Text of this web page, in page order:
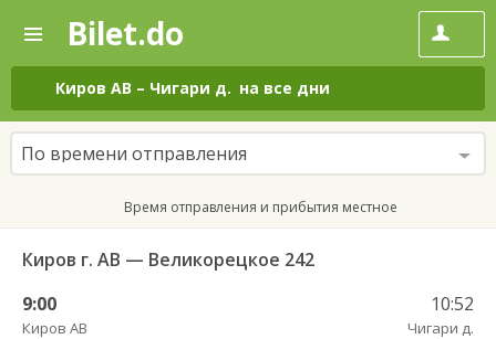
—
Поиск
и
покупка
билетов
на
автобус
онлайн
Bilet.do
Киров АВ – Чигари д. на все дни
По времени отправления
Время отправления и прибытия местное
Киров г. АВ — Великорецкое 242
9:00
Киров АВ
10:52
Чигари д.